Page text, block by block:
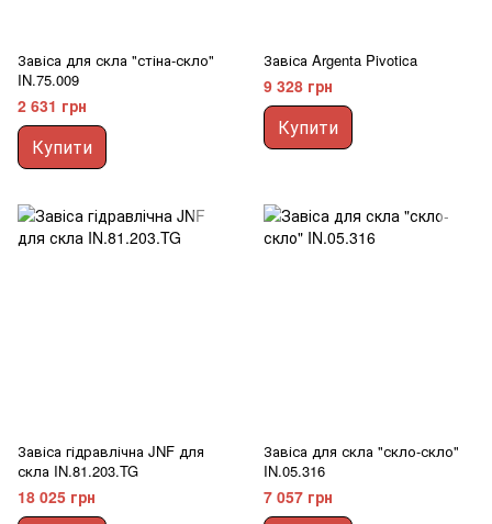
Завіса для скла "стіна-скло"
IN.75.009
2 631 грн
Купити
Завіса Argenta Pivotica
9 328 грн
Купити
Завіса гідравлічна JNF для
скла IN.81.203.TG
18 025 грн
Завіса для скла "скло-скло"
IN.05.316
7 057 грн